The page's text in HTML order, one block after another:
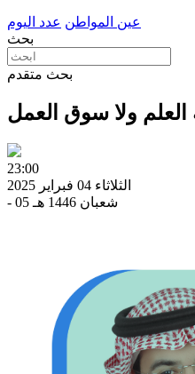
عين المواطن عدد اليوم
بحث
بحث متقدم
العلم ولا سوق العمل
23:00
الثلاثاء 04 فبراير 2025
- 05 شعبان 1446 هـ